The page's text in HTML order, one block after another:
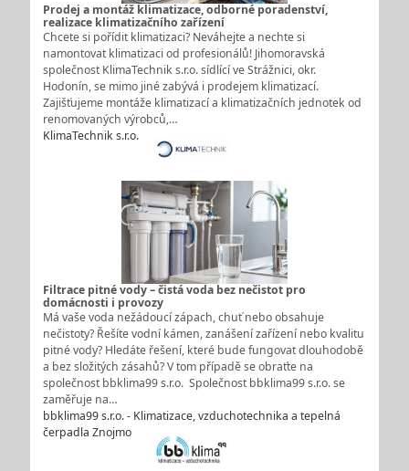
Prodej a montáž klimatizace, odborné poradenství,
realizace klimatizačního zařízení
Chcete si pořídit klimatizaci? Neváhejte a nechte si
namontovat klimatizaci od profesionálů! Jihomoravská
společnost KlimaTechnik s.r.o. sídlící ve Strážnici, okr.
Hodonín, se mimo jiné zabývá i prodejem klimatizací.
Zajišťujeme montáže klimatizací a klimatizačních jednotek od
renomovaných výrobců,…
KlimaTechnik s.r.o.
Filtrace pitné vody – čistá voda bez nečistot pro
domácnosti i provozy
Má vaše voda nežádoucí zápach, chuť nebo obsahuje
nečistoty? Řešíte vodní kámen, zanášení zařízení nebo kvalitu
pitné vody? Hledáte řešení, které bude fungovat dlouhodobě
a bez složitých zásahů? V tom případě se obraťte na
společnost bbklima99 s.r.o. Společnost bbklima99 s.r.o. se
zaměřuje na…
bbklima99 s.r.o. - Klimatizace, vzduchotechnika a tepelná
čerpadla Znojmo